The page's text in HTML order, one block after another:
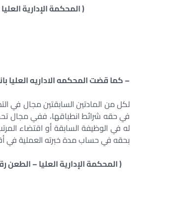
( المحكمة الإدارية العليا – الطعن رقم 2456 – لسنة 49
– كما قضت المحكمه الاداريه العليا
لكل من المادتين السابقتين مجال في
في حقه شرائط انطباقها، ففي مجال
له في الوظيفة السابقة أو اقتضاء
بحقه في حساب مدة خبرته العملية في